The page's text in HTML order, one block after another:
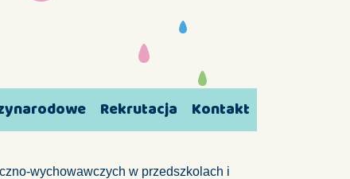
Rekrutacja Kontakt
wychowawczych w przedszkolach i